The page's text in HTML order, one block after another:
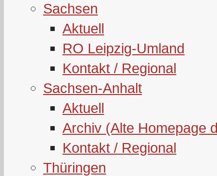
Sachsen
Aktuell
RO Leipzig-Umland
Kontakt / Regional
Sachsen-Anhalt
Aktuell
Archiv (Alte Homepage
Kontakt / Regional
Thüringen